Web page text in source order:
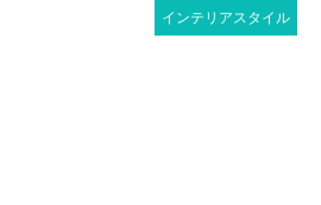
インテリアスタイル